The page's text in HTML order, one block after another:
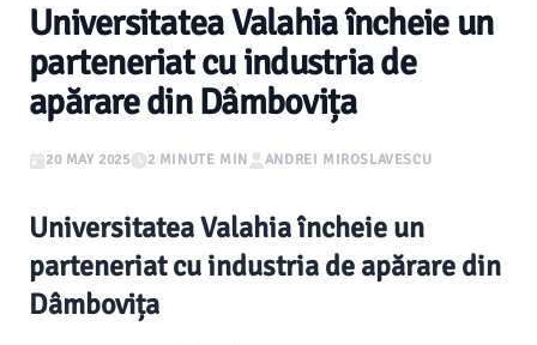
Universitatea Valahia încheie un
parteneriat cu industria de
apărare din Dâmbovița
20 MAY 2025 2 MINUTE MIN ANDREI MIROSLAVESCU
Universitatea Valahia încheie un
parteneriat cu industria de apărare din
Dâmbovița